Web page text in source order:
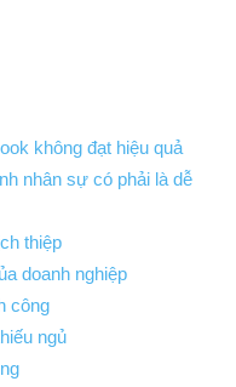
không đạt hiệu quả
nhân sự có phải là dễ
thiệp
doanh nghiệp
công
ngủ